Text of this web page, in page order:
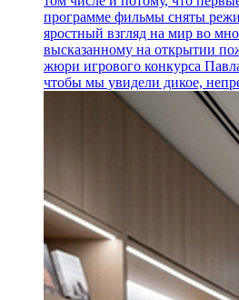
программе фильмы сняты
яростный взгляд на мир во
высказанному на открытии
жюри игрового конкурса
чтобы мы увидели дикое,